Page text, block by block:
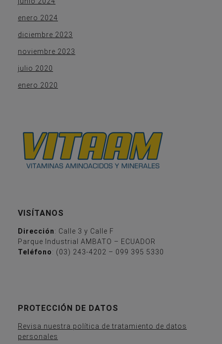
enero 2024
diciembre 2023
noviembre 2023
julio 2020
enero 2020
VISÍTANOS
Dirección: Calle 3 y Calle F
Parque Industrial AMBATO – ECUADOR
Teléfono: (03) 243-4202 – 099 395 5330
PROTECCIÓN DE DATOS
Revisa nuestra política de tratamiento de datos
personales